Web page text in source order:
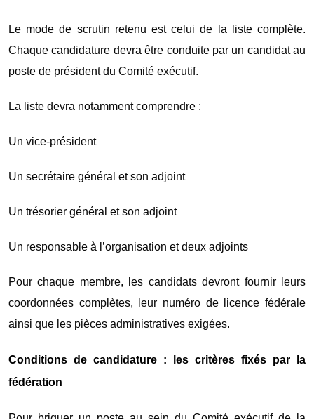
Le mode de scrutin retenu est celui de la liste complète.
Chaque candidature devra être conduite par un candidat au
poste de président du Comité exécutif.
La liste devra notamment comprendre :
Un vice-président
Un secrétaire général et son adjoint
Un trésorier général et son adjoint
Un responsable à l’organisation et deux adjoints
Pour chaque membre, les candidats devront fournir leurs
coordonnées complètes, leur numéro de licence fédérale
ainsi que les pièces administratives exigées.
Conditions de candidature : les critères fixés par la
fédération